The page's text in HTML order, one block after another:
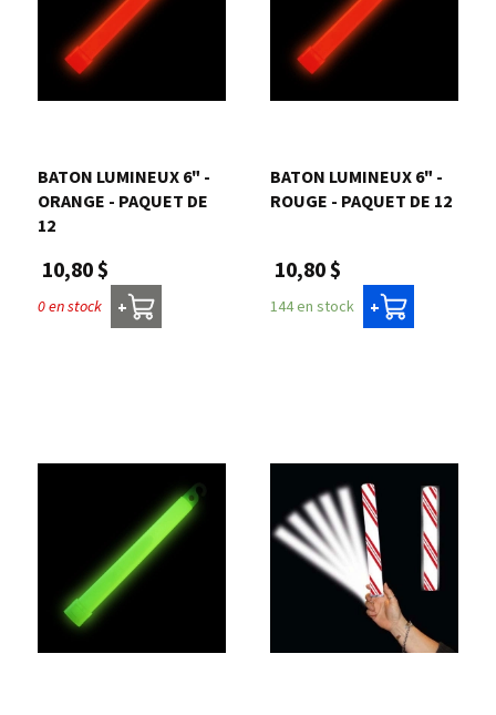
BATON LUMINEUX 6" -
ORANGE - PAQUET DE
12
10,80 $
0 en stock +
BATON LUMINEUX 6" -
ROUGE - PAQUET DE 12
10,80 $
144 en stock +